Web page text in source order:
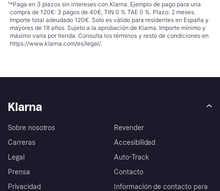
¹*Paga en 3 plazos sin intereses con Klarna. Ejemplo de pago para una
compra de 120€: 3 pagos de 40€, TIN 0 % TAE 0 %. Plazo: 2 meses.
Importe total adeudado 120€. Solo es válido para residentes en España y
mayores de 18 años. Sujeto a la aprobación de Klarna. Importe mínimo y
máximo varía por tienda. Consulta los términos y resto de condiciones en
https://www.klarna.com/es/legal/.
Klarna
Sobre nosotros
Carreras
Legal
Prensa
Privacidad
Revender
Accesibilidad
Auto-Track
Contacto
Información de contacto para